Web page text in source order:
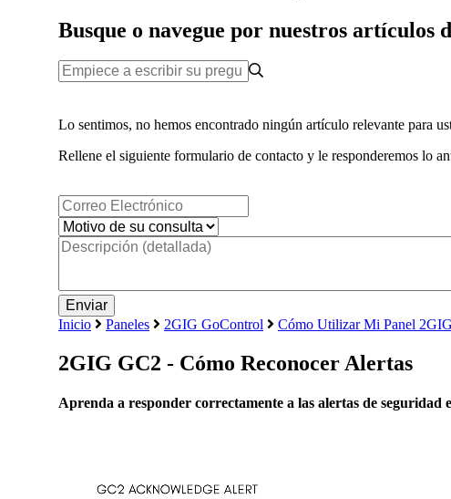
Busque o navegue por nuestros artículos
Lo sentimos, no hemos encontrado ningún artículo relevante para
Rellene el siguiente formulario de contacto y le responderemos lo
Inicio Paneles 2GIG GoControl Cómo Utilizar Mi Panel
2GIG GC2 - Cómo Reconocer Alertas
Aprenda a responder correctamente a las alertas de seguridad